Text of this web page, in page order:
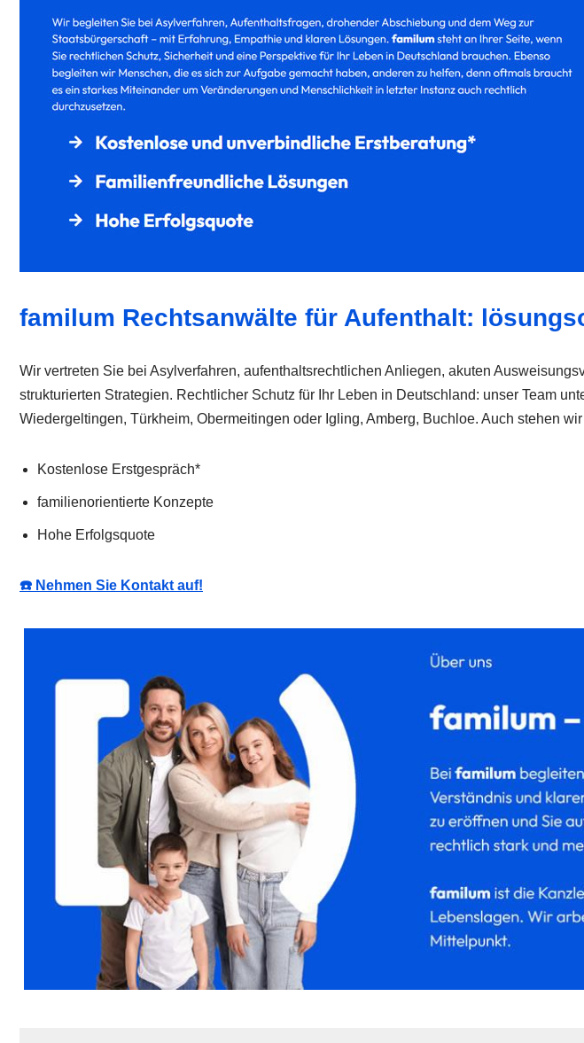
familum Rechtsanwälte für Aufenthalt:
Wir vertreten Sie bei Asylverfahren, aufenthaltsrechtlichen Anliegen, akuten
strukturierten Strategien. Rechtlicher Schutz für Ihr Leben in Deutschland: unser Team
Wiedergeltingen, Türkheim, Obermeitingen oder Igling, Amberg, Buchloe. Auch stehen
Kostenlose Erstgespräch*
familienorientierte Konzepte
Hohe Erfolgsquote
☎️ Nehmen Sie Kontakt auf!